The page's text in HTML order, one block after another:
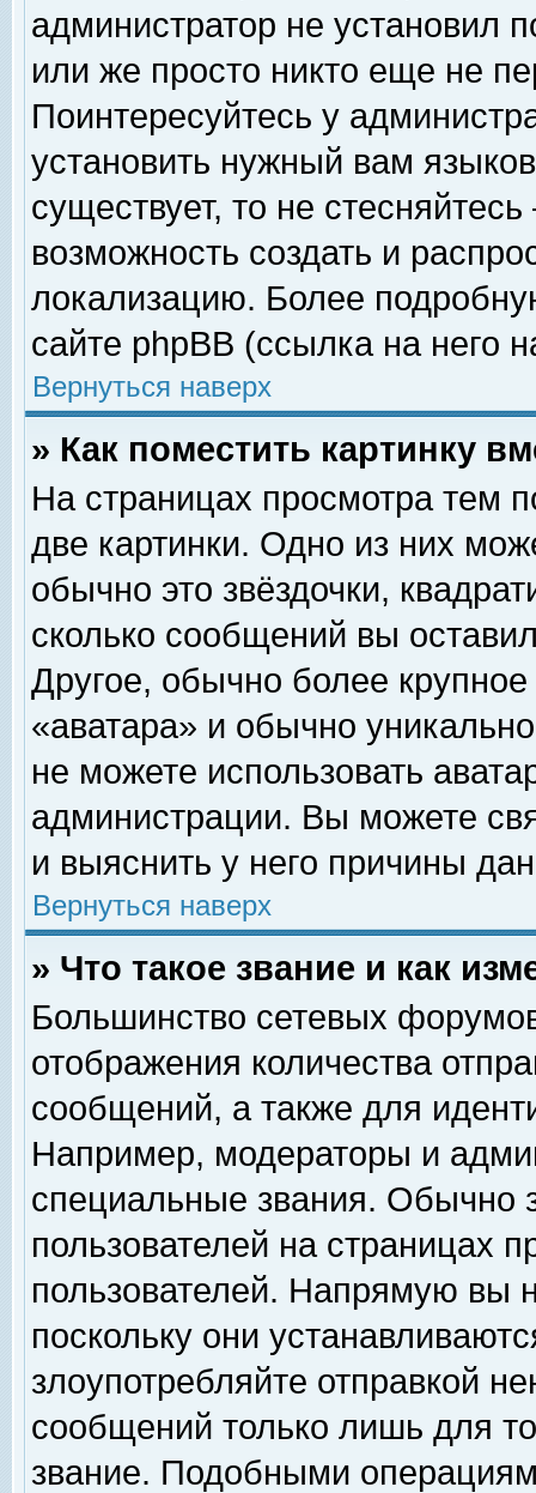
администратор не установил
или же просто никто еще не
Поинтересуйтесь у
установить нужный вам
существует, то не
возможность создать и
локализацию. Более
сайте phpBB (ссылка на него
Вернуться наверх
» Как поместить картинку
На страницах просмотра тем
две картинки. Одно из них
обычно это звёздочки,
сколько сообщений вы
Другое, обычно более
«аватара» и обычно
не можете использовать
администрации. Вы можете
и выяснить у него причины
Вернуться наверх
» Что такое звание и как
Большинство сетевых
отображения количества
сообщений, а также для
Например, модераторы и
специальные звания. Обычно
пользователей на страницах
пользователей. Напрямую вы
поскольку они
злоупотребляйте отправкой
сообщений только лишь для
звание. Подобными